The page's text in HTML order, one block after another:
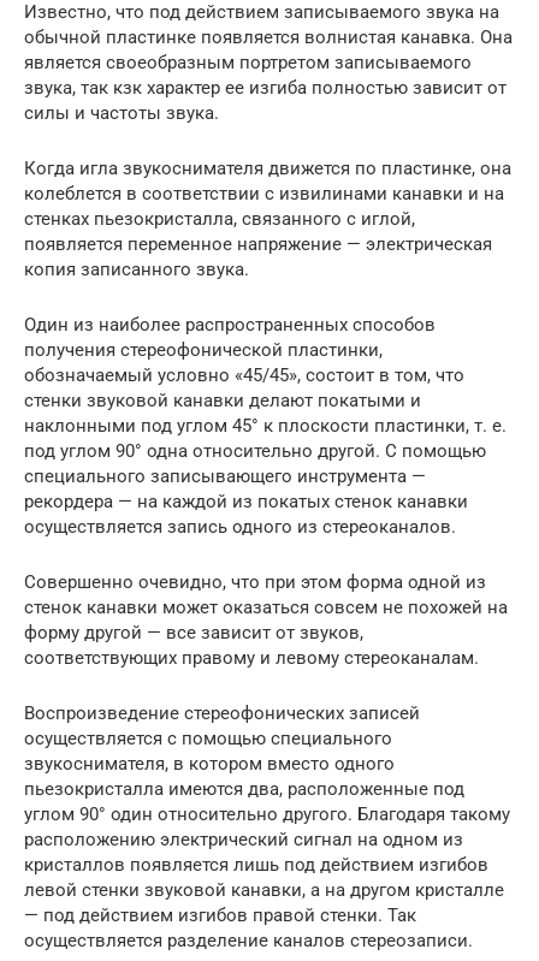
Известно, что под действием записываемого звука на
обычной пластинке появляется волнистая канавка. Она
является своеобразным портретом записываемого
звука, так кзк характер ее изгиба полностью зависит от
силы и частоты звука.
Когда игла звукоснимателя движется по пластинке, она
колеблется в соответствии с извилинами канавки и на
стенках пьезокристалла, связанного с иглой,
появляется переменное напряжение — электрическая
копия записанного звука.
Один из наиболее распространенных способов
получения стереофонической пластинки,
обозначаемый условно «45/45», состоит в том, что
стенки звуковой канавки делают покатыми и
наклонными под углом 45° к плоскости пластинки, т. е.
под углом 90° одна относительно другой. С помощью
специального записывающего инструмента —
рекордера — на каждой из покатых стенок канавки
осуществляется запись одного из стереоканалов.
Совершенно очевидно, что при этом форма одной из
стенок канавки может оказаться совсем не похожей на
форму другой — все зависит от звуков,
соответствующих правому и левому стереоканалам.
Воспроизведение стереофонических записей
осуществляется с помощью специального
звукоснимателя, в котором вместо одного
пьезокристалла имеются два, расположенные под
углом 90° один относительно другого. Благодаря такому
расположению электрический сигнал на одном из
кристаллов появляется лишь под действием изгибов
левой стенки звуковой канавки, а на другом кристалле
— под действием изгибов правой стенки. Так
осуществляется разделение каналов стереозаписи.